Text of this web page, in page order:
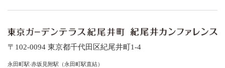
〒102-0094 東京都千代⽥区紀尾井町1-4
永⽥町駅‧⾚坂⾒附駅（永⽥町駅直結）